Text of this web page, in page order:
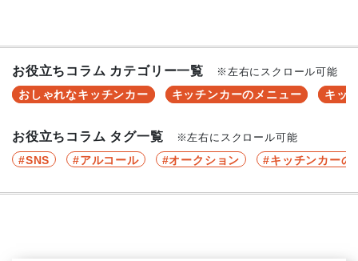
お役立ちコラム カテゴリー一覧 ※左右にスクロール可能
おしゃれなキッチンカー キッチンカーのメニュー キッ
お役立ちコラム タグ一覧 ※左右にスクロール可能
SNS アルコール オークション キッチンカーの